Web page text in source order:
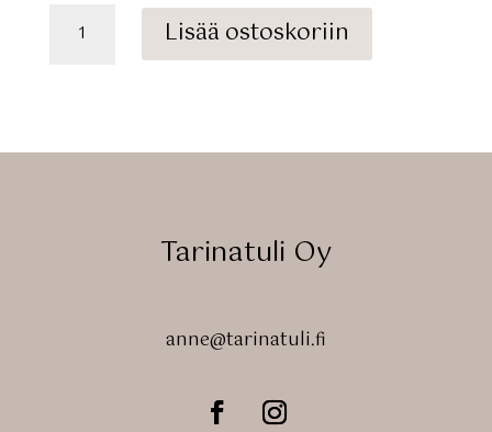
merinovillatossutLisää ostoskoriin
Tarinatuli Oy
anne@tarinatuli.fi